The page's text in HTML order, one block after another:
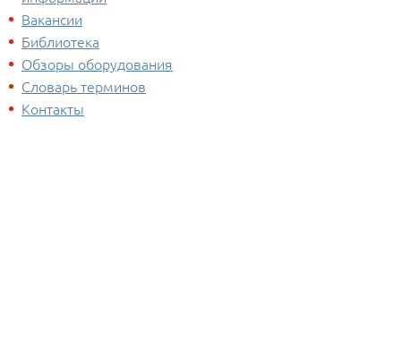
Вакансии
Библиотека
Обзоры оборудования
Словарь терминов
Контакты